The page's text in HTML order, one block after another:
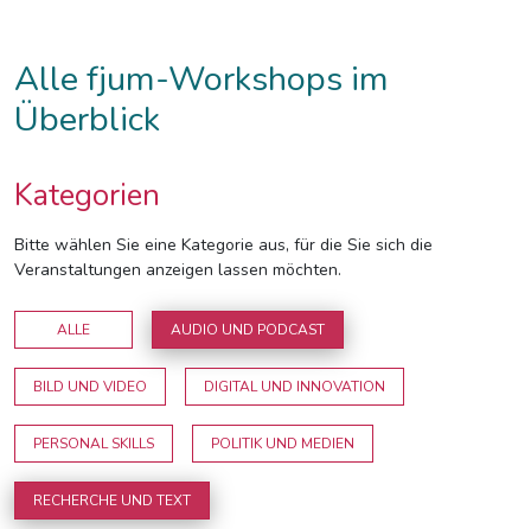
Alle fjum-Workshops im
Überblick
Kategorien
Bitte wählen Sie eine Kategorie aus, für die Sie sich die
Veranstaltungen anzeigen lassen möchten.
ALLE AUDIO UND PODCAST
BILD UND VIDEO DIGITAL UND INNOVATION
PERSONAL SKILLS POLITIK UND MEDIEN
RECHERCHE UND TEXT